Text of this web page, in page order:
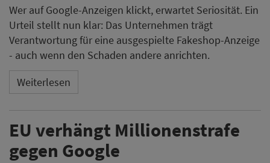
Wer auf Google-Anzeigen klickt, erwartet Seriosität. Ein
Urteil stellt nun klar: Das Unternehmen trägt
Verantwortung für eine ausgespielte Fakeshop-Anzeige
- auch wenn den Schaden andere anrichten.
Weiterlesen
EU verhängt Millionenstrafe
gegen Google